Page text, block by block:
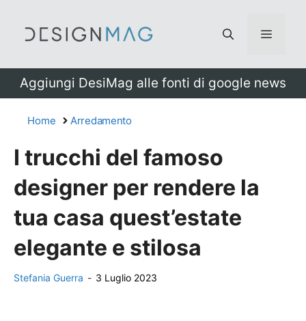
Menu
Aggiungi DesiMag alle fonti di google news
Home Arredamento
I trucchi del famoso
designer per rendere la
tua casa quest’estate
elegante e stilosa
Stefania Guerra - 3 Luglio 2023